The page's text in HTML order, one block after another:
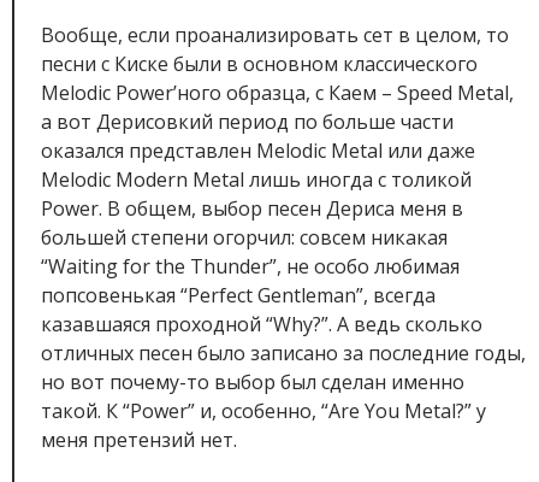
Вообще, если проанализировать сет в целом, то
песни с Киске были в основном классического
Melodic Power’ного образца, с Каем – Speed Metal,
а вот Дерисовкий период по больше части
оказался представлен Melodic Metal или даже
Melodic Modern Metal лишь иногда с толикой
Power. В общем, выбор песен Дериса меня в
большей степени огорчил: совсем никакая
“Waiting for the Thunder”, не особо любимая
попсовенькая “Perfect Gentleman”, всегда
казавшаяся проходной “Why?”. А ведь сколько
отличных песен было записано за последние годы,
но вот почему-то выбор был сделан именно
такой. К “Power” и, особенно, “Are You Metal?” у
меня претензий нет.